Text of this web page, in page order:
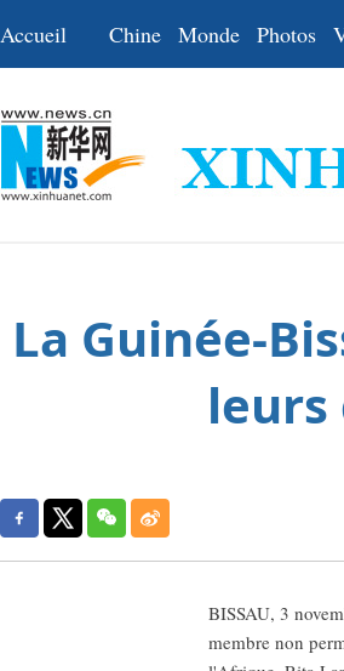
Accueil Chine Monde Photos
La Guinée-
leurs
BISSAU, 3
membre non